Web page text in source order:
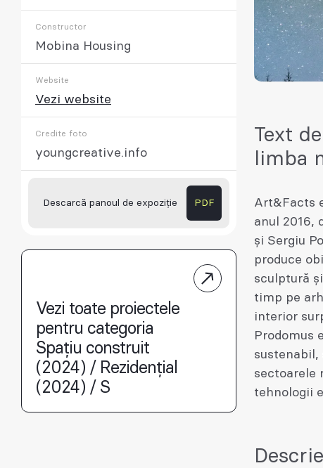
Constructor
Mobina Housing
Website
Vezi website
Credite foto
youngcreative.info
Descarcă panoul de expoziție PDF
Vezi toate proiectele
pentru categoria
Spațiu construit
(2024) / Rezidențial
(2024) / S
Text
limba
Art&Facts
anul 2016,
și Sergiu
produce
sculptură
timp pe
interior
Prodomus
sectoarele
tehnologii